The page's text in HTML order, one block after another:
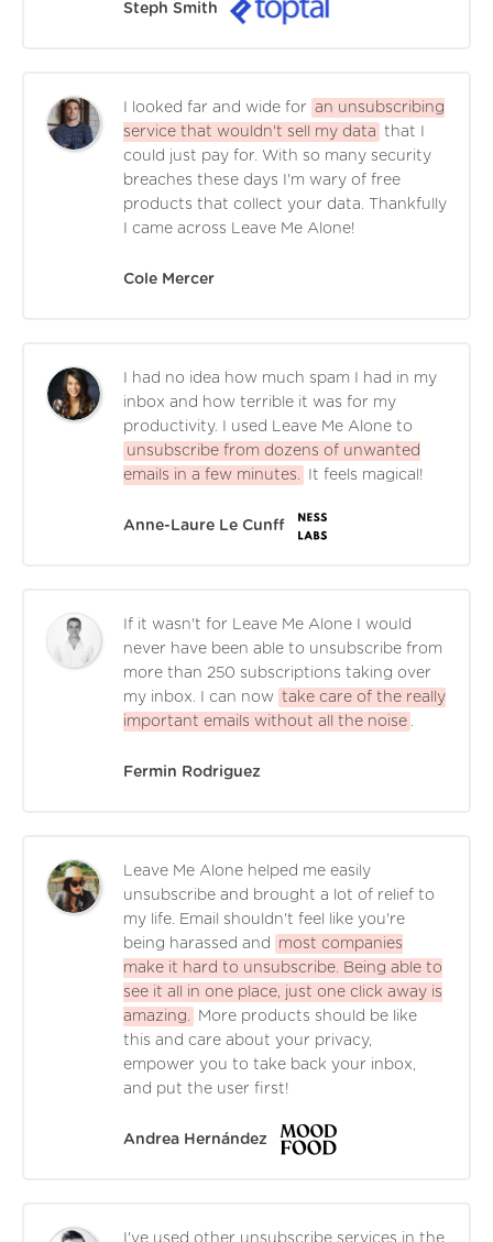
Steph Smith
I looked far and wide for an unsubscribing
service that wouldn't sell my data that I
could just pay for. With so many security
breaches these days I'm wary of free
products that collect your data. Thankfully
I came across Leave Me Alone!
Cole Mercer
I had no idea how much spam I had in my
inbox and how terrible it was for my
productivity. I used Leave Me Alone to
unsubscribe from dozens of unwanted
emails in a few minutes.
It feels magical!
Anne-Laure Le Cunff
If it wasn't for Leave Me Alone I would
never have been able to unsubscribe from
more than 250 subscriptions taking over
my inbox. I can now take care of the really
important emails without all the noise .
Fermin Rodriguez
Leave Me Alone helped me easily
unsubscribe and brought a lot of relief to
my life. Email shouldn't feel like you're
being harassed and
most companies
make it hard to unsubscribe. Being able to
see it all in one place, just one click away is
amazing.
More products should be like
this and care about your privacy,
empower you to take back your inbox,
and put the user first!
Andrea Hernández
I've used other unsubscribe services in the